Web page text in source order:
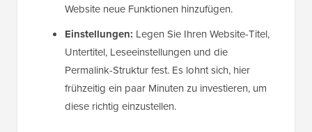
Website neue Funktionen hinzufügen.
Einstellungen: Legen Sie Ihren Website-Titel,
Untertitel, Leseeinstellungen und die
Permalink-Struktur fest. Es lohnt sich, hier
frühzeitig ein paar Minuten zu investieren, um
diese richtig einzustellen.